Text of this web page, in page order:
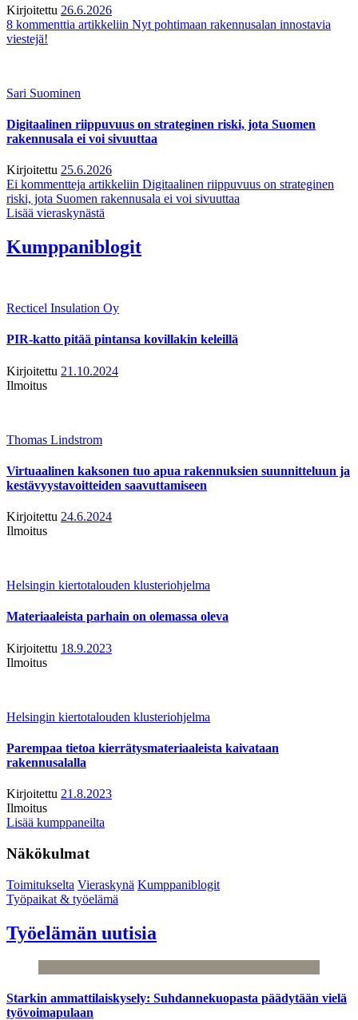
Kirjoitettu 26.6.2026
8 kommenttia artikkeliin Nyt pohtimaan rakennusalan innostavia
viestejä!
Sari Suominen
Digitaalinen riippuvuus on strateginen riski, jota Suomen
rakennusala ei voi sivuuttaa
Kirjoitettu 25.6.2026
Ei kommentteja artikkeliin Digitaalinen riippuvuus on strateginen
riski, jota Suomen rakennusala ei voi sivuuttaa
Lisää vieraskynästä
Kumppaniblogit
Recticel Insulation Oy
PIR-katto pitää pintansa kovillakin keleillä
Kirjoitettu 21.10.2024
Ilmoitus
Thomas Lindstrom
Virtuaalinen kaksonen tuo apua rakennuksien suunnitteluun ja
kestävyystavoitteiden saavuttamiseen
Kirjoitettu 24.6.2024
Ilmoitus
Helsingin kiertotalouden klusteriohjelma
Materiaaleista parhain on olemassa oleva
Kirjoitettu 18.9.2023
Ilmoitus
Helsingin kiertotalouden klusteriohjelma
Parempaa tietoa kierrätysmateriaaleista kaivataan
rakennusalalla
Kirjoitettu 21.8.2023
Ilmoitus
Lisää kumppaneilta
Näkökulmat
Toimitukselta Vieraskynä Kumppaniblogit
Työpaikat & työelämä
Työelämän uutisia
Starkin ammattilaiskysely: Suhdannekuopasta päädytään vielä
työvoimapulaan